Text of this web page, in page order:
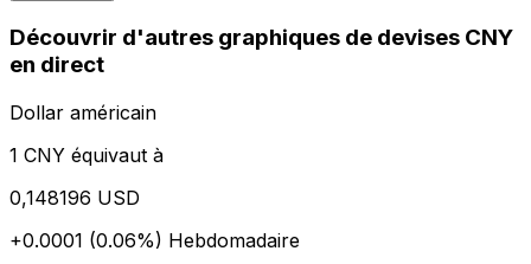
Découvrir d'autres graphiques de devises CNY
en direct
Dollar américain
1 CNY équivaut à
0,148196 USD
+0.0001 (0.06%) Hebdomadaire